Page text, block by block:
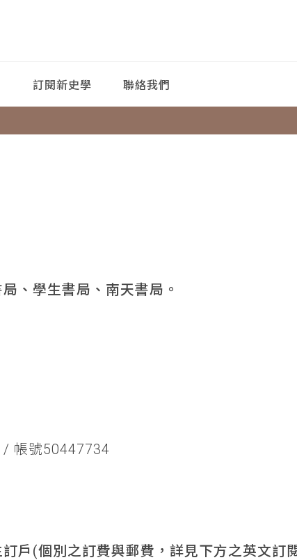
訂閱新史學 聯絡我們
、學生書局、南天書局。
/ 帳號50447734
戶(個別之訂費與郵費，詳見下方之英文訂